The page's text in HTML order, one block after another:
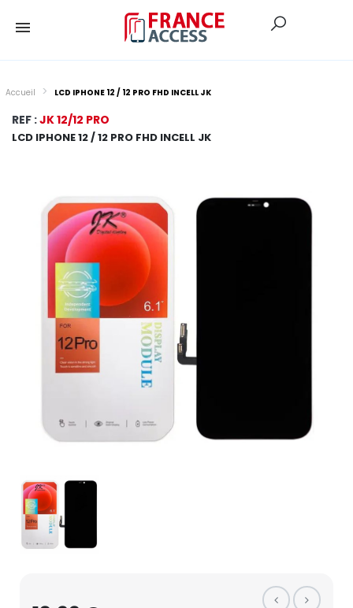
Accueil LCD IPHONE 12 / 12 PRO FHD INCELL JK
REF :JK 12/12 PRO
LCD IPHONE 12 / 12 PRO FHD INCELL JK